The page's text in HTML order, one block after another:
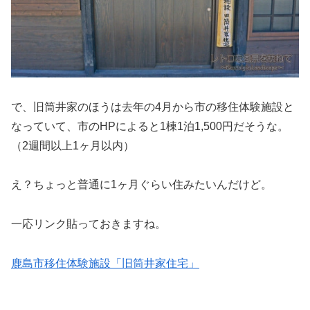
で、旧筒井家のほうは去年の4月から市の移住体験施設と
なっていて、市のHPによると1棟1泊1,500円だそうな。
（2週間以上1ヶ月以内）
え？ちょっと普通に1ヶ月ぐらい住みたいんだけど。
一応リンク貼っておきますね。
鹿島市移住体験施設「旧筒井家住宅」